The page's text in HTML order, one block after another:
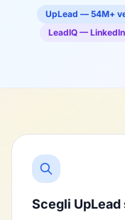
UpLead — 54M+
LeadIQ —
Scegli